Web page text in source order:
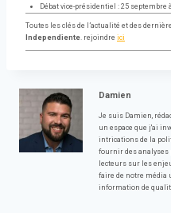
Débat vice-présidentiel : 25 septembre
Toutes les clés de l’actualité et des
Independiente. rejoindre ici
Damien
Je suis Damien,
un espace que j'ai
intrications de la
fournir des analyses
lecteurs sur les
faire de notre média
information de